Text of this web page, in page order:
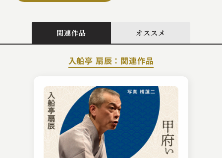
関連作品 オススメ
入船亭 扇辰：関連作品
笑福亭 學光